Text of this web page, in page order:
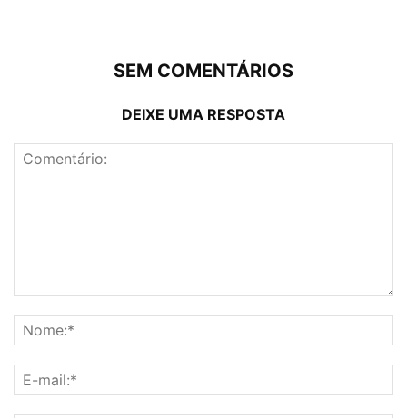
SEM COMENTÁRIOS
DEIXE UMA RESPOSTA